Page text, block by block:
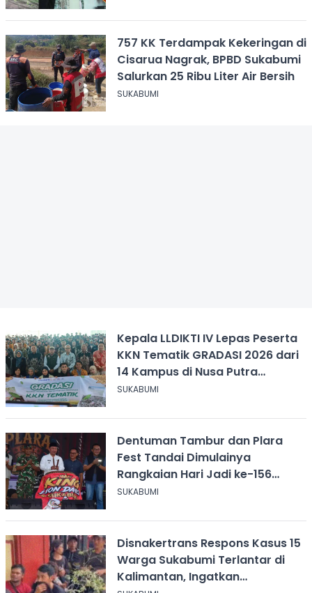
757 KK Terdampak Kekeringan di
Cisarua Nagrak, BPBD Sukabumi
Salurkan 25 Ribu Liter Air Bersih
SUKABUMI
Kepala LLDIKTI IV Lepas Peserta
KKN Tematik GRADASI 2026 dari
14 Kampus di Nusa Putra
University
SUKABUMI
Dentuman Tambur dan Plara
Fest Tandai Dimulainya
Rangkaian Hari Jadi ke-156
Kabupaten Sukabumi
SUKABUMI
Disnakertrans Respons Kasus 15
Warga Sukabumi Terlantar di
Kalimantan, Ingatkan